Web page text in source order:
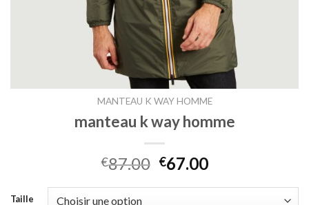
MANTEAU K WAY HOMME
manteau k way homme
€87.00 €67.00
Taille